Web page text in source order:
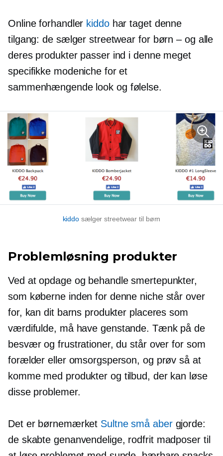
Online forhandler kiddohar taget denne
tilgang: de sælger streetwear for børn – og alle
deres produkter passer ind i denne meget
specifikke modeniche for et
sammenhængende look og følelse.
kiddo sælger streetwear til børn
Problemløsning produkter
Ved at opdage og behandle smertepunkter,
som køberne inden for denne niche står over
for, kan dit barns produkter placeres som
værdifulde, må have genstande. Tænk på de
besvær og frustrationer, du står over for som
forælder eller omsorgsperson, og prøv så at
komme med produkter og tilbud, der kan løse
disse problemer.
Det er børnemærket Sultne små abergjorde:
de skabte genanvendelige, rodfritmadposer til